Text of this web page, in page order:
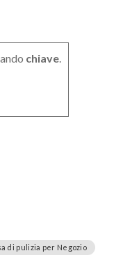
chiave.
di pulizia per Negozio